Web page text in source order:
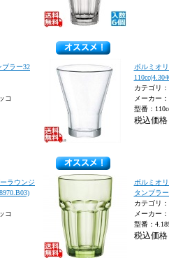
ブラー32
コ
ボルミオ
カテゴリ：
メーカー
型番：
税込価格
ラウンジ
コ
ボルミオ
タンブラ
カテゴリ：
メーカー
型番：
税込価格